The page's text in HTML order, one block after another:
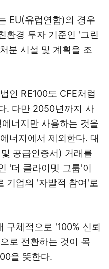
EU(유럽연합)의 경우
환경 투자 기준인 '그린
분 시설 및 계획을 조
인 RE100도 CFE처럼
. 다만 2050년까지 사
너지만 사용하는 것을
너지에서 제외한다. 대
공급인증서) 거래를
'더 클라이밋 그룹'이
기업의 '자발적 참여'로
구체적으로 '100% 신뢰
로 전환하는 것이 목
을 뜻한다.